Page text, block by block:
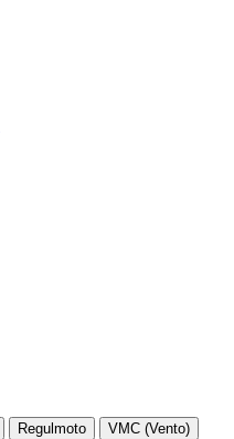
Regulmoto VMC (Vento)